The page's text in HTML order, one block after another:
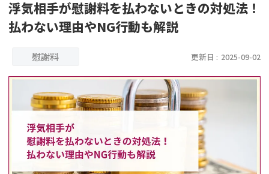
事務所 669
件
更新日 :
離婚前相談
DV
費用相場
財産分与
浮気相手が慰謝料を払わないときの対処法！
払わない理由やNG行動も解説
慰謝料 更新日 : 2025-09-02